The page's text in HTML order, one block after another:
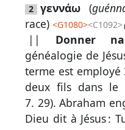
2 γεννάω (
race)<G1080><C1092>
|| Donner
généalogie de
terme est
deux fils dans le
7. 29). Abraham
Dieu dit à Jésus :
Rechercher
par
lettre
Rechercher
par
mot
grec